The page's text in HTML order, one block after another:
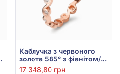
Каблучка з червоного
золота 585° з фіанітом/
куб.цирконієм, арт.
17 348,80 грн